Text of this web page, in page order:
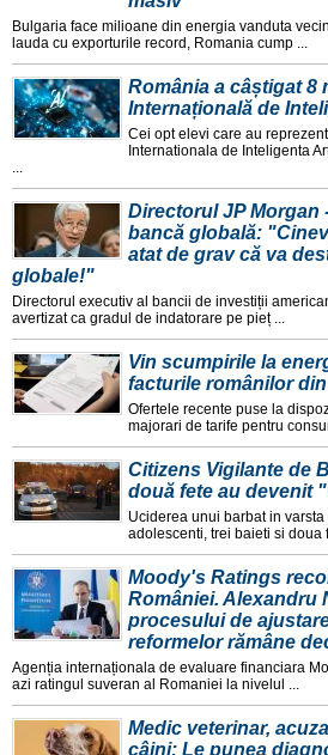
Bulgaria face milioane din energia vanduta
lauda cu exporturile record, Romania cump ...
România a câștigat 8
Internațională de
Cei opt elevi care au
Internationala de Inteligenta
...
Directorul JP Morgan
bancă globală:
atat de grav că va
globale!"
Directorul executiv al bancii de investiții
avertizat ca gradul de indatorare pe pieț ...
Vin scumpirile la
facturile românilor
Ofertele recente puse la
majorari de tarife pentru
Citizens Vigilante de
două fete au devenit
Uciderea unui barbat in
adolescenti, trei baieti si doua
Moody's Ratings
României. Alexandru
procesului de
reformelor rămâne
Agenția internaționala de evaluare financiara
azi ratingul suveran al Romaniei la nivelul ...
Medic veterinar,
câini: Le punea